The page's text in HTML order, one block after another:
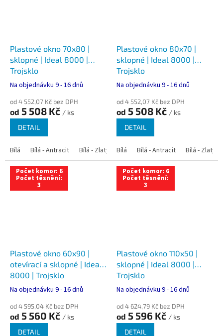
Plastové okno 70x80 |
sklopné | Ideal 8000 |
Trojsklo
Na objednávku 9 - 16 dnů
od 4 552,07 Kč bez DPH
od 5 508 Kč / ks
DETAIL
Bílá Bílá - Antracit Bílá - Zlatý dub Bílá - Tmavý dub Bílá -
Plastové okno 80x70 |
sklopné | Ideal 8000 |
Trojsklo
Na objednávku 9 - 16 dnů
od 4 552,07 Kč bez DPH
od 5 508 Kč / ks
DETAIL
Bílá Bílá - Antracit Bílá - Zlatý
Počet komor: 6
Počet těsnění:
3
Plastové okno 60x90 |
otevírací a sklopné | Ideal
8000 | Trojsklo
Na objednávku 9 - 16 dnů
od 4 595,04 Kč bez DPH
od 5 560 Kč / ks
DETAIL
Počet komor: 6
Počet těsnění:
3
Plastové okno 110x50 |
sklopné | Ideal 8000 |
Trojsklo
Na objednávku 9 - 16 dnů
od 4 624,79 Kč bez DPH
od 5 596 Kč / ks
DETAIL